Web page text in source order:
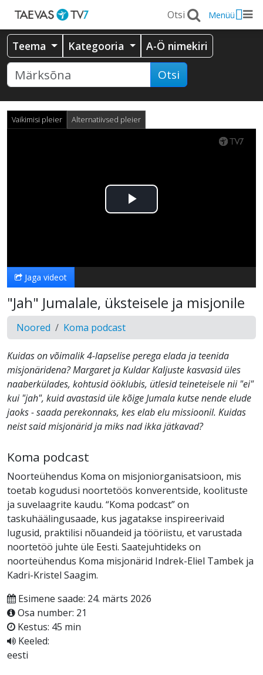
Menüü
Teema Kategooria A-Ö nimekiri
Otsi
Vaikimisi pleier Alternatiivsed pleier
Esita
Jaga videot
"Jah" Jumalale, üksteisele ja misjonile
Noored Koma podcast
Kuidas on võimalik 4-lapselise perega elada ja teenida
misjonäridena? Margaret ja Kuldar Kaljuste kasvasid üles
naaberkülades, kohtusid ööklubis, ütlesid teineteisele nii "ei"
kui "jah", kuid avastasid üle kõige Jumala kutse nende elude
jaoks - saada perekonnaks, kes elab elu missioonil. Kuidas
neist said misjonärid ja miks nad ikka jätkavad?
Koma podcast
Noorteühendus Koma on misjoniorganisatsioon, mis
toetab kogudusi noortetöös konverentside, koolituste
ja suvelaagrite kaudu. “Koma podcast” on
taskuhäälingusaade, kus jagatakse inspireerivaid
lugusid, praktilisi nõuandeid ja tööriistu, et varustada
noortetöö juhte üle Eesti. Saatejuhtideks on
noorteühendus Koma misjonärid Indrek-Eliel Tambek ja
Kadri-Kristel Saagim.
Esimene saade: 24. märts 2026
Osa number: 21
Kestus: 45 min
Keeled:
eesti